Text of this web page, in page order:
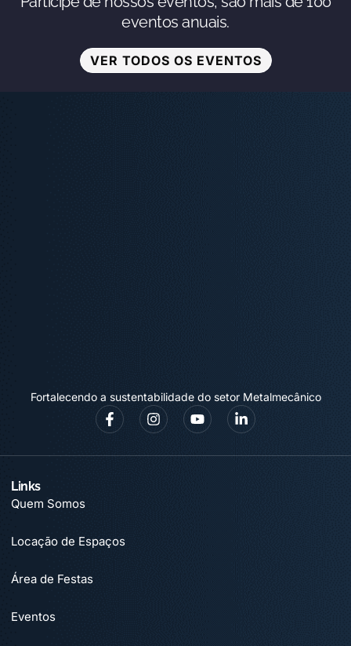
eventos anuais.
VER TODOS OS EVENTOS
Fortalecendo a sustentabilidade do setor Metalmecânico
Links
Quem Somos
Locação de Espaços
Área de Festas
Eventos